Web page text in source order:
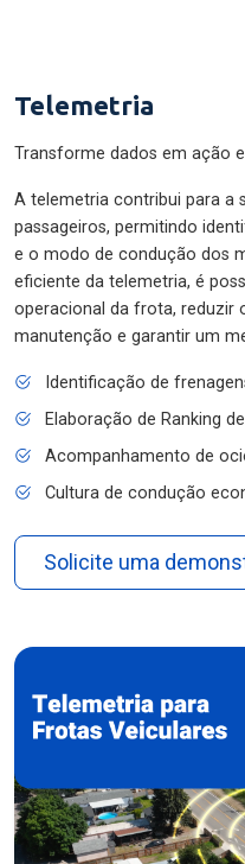
Telemetria
Transforme dados em ação
A telemetria contribui para a
passageiros, permitindo
e o modo de condução dos
eficiente da telemetria, é
operacional da frota, reduzir
manutenção e garantir um
Identificação de
Elaboração de Ranking
Acompanhamento de
Cultura de condução
Solicite uma